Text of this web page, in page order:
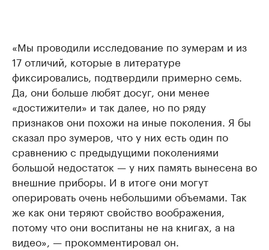
«Мы проводили исследование по зумерам и из
17 отличий, которые в литературе
фиксировались, подтвердили примерно семь.
Да, они больше любят досуг, они менее
«достижители» и так далее, но по ряду
признаков они похожи на иные поколения. Я бы
сказал про зумеров, что у них есть один по
сравнению с предыдущими поколениями
большой недостаток — у них память вынесена во
внешние приборы. И в итоге они могут
оперировать очень небольшими объемами. Так
же как они теряют свойство воображения,
потому что они воспитаны не на книгах, а на
видео», — прокомментировал он.